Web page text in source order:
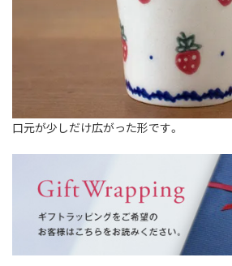
口元が少しだけ広がった形です。